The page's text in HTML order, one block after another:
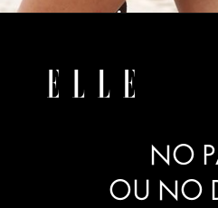
NO
OU NO